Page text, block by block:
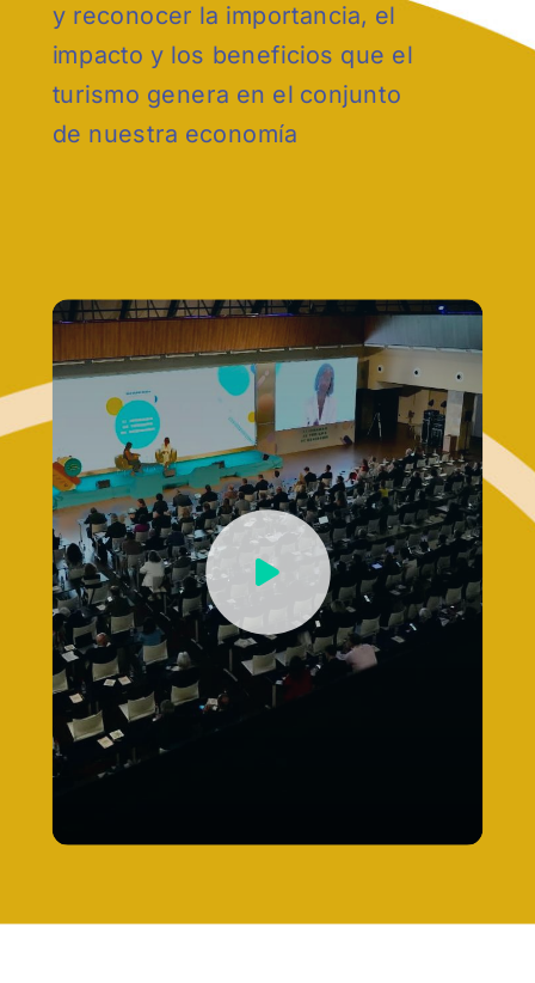
y reconocer la importancia, el
impacto y los beneficios que el
turismo genera en el conjunto
de nuestra economía